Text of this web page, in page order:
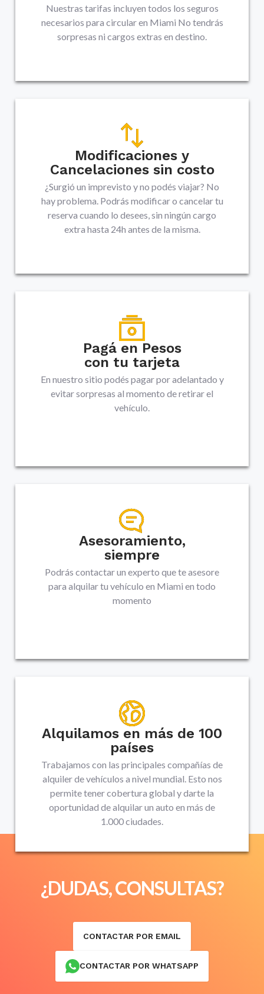
Nuestras tarifas incluyen todos los seguros
necesarios para circular en Miami No tendrás
sorpresas ni cargos extras en destino.
Modificaciones y
Cancelaciones sin costo
¿Surgió un imprevisto y no podés viajar? No
hay problema. Podrás modificar o cancelar tu
reserva cuando lo desees, sin ningún cargo
extra hasta 24h antes de la misma.
Pagá en Pesos
con tu tarjeta
En nuestro sitio podés pagar por adelantado y
evitar sorpresas al momento de retirar el
vehículo.
Asesoramiento,
siempre
Podrás contactar un experto que te asesore
para alquilar tu vehículo en Miami en todo
momento
Alquilamos en más de 100
países
Trabajamos con las principales compañías de
alquiler de vehículos a nivel mundial. Esto nos
permite tener cobertura global y darte la
oportunidad de alquilar un auto en más de
1.000 ciudades.
¿DUDAS, CONSULTAS?
CONTACTAR POR EMAIL
CONTACTAR POR WHATSAPP